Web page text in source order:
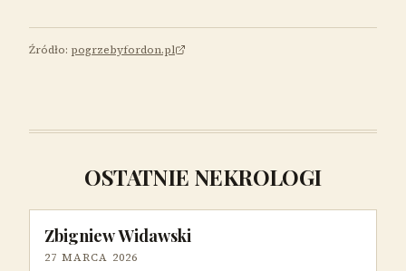
Źródło: pogrzebyfordon.pl
OSTATNIE NEKROLOGI
Zbigniew Widawski
27 MARCA 2026